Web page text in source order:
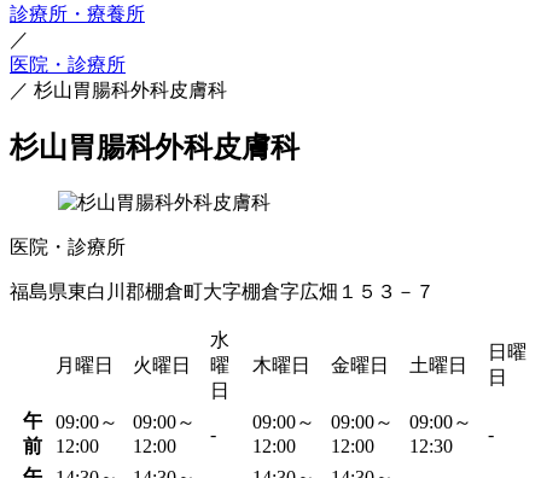
診療所・療養所
／
医院・診療所
／ 杉山胃腸科外科皮膚科
杉山胃腸科外科皮膚科
医院・診療所
福島県東白川郡棚倉町大字棚倉字広畑１５３－７
月曜日 火曜日
水
曜
日
木曜日 金曜日 土曜日
日曜
日
午
前
09:00～
12:00
09:00～
12:00
-
09:00～
12:00
09:00～
12:00
09:00～
12:30
-